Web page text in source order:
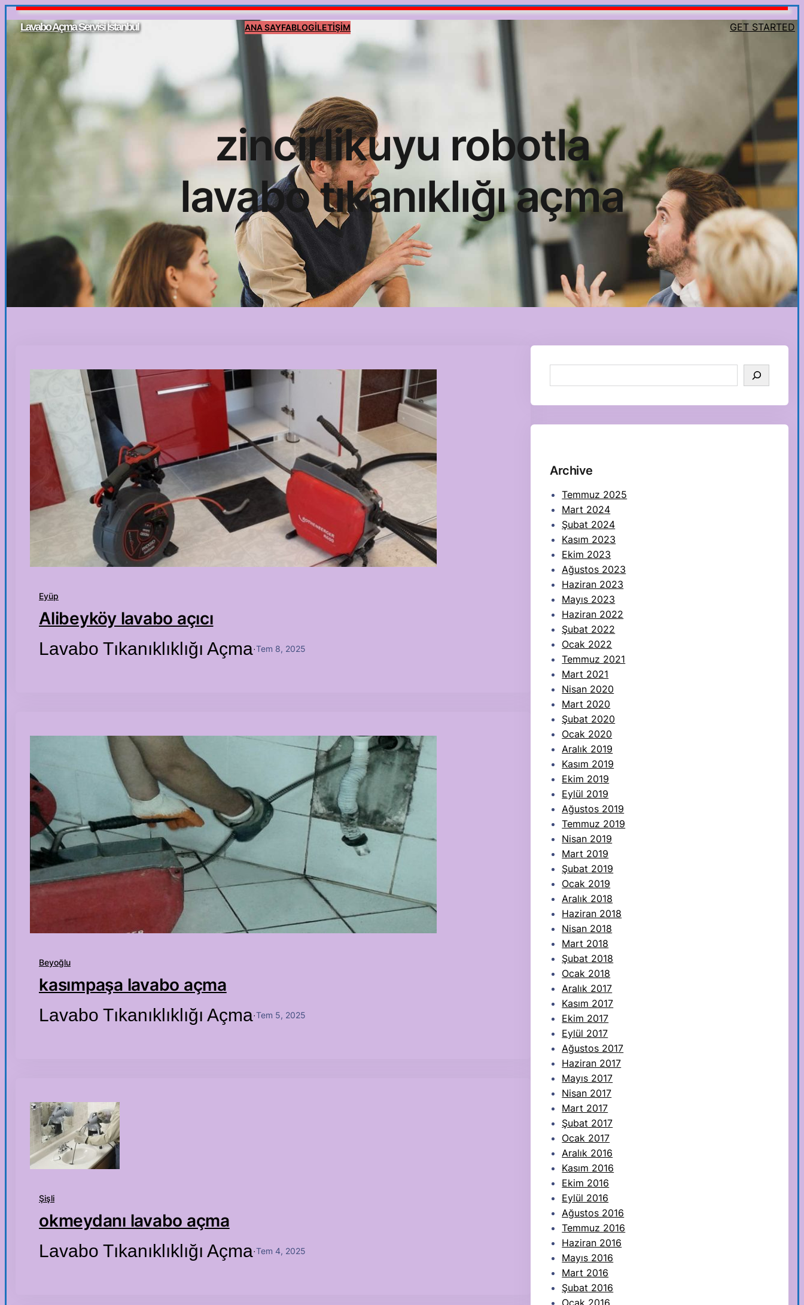
İçeriğe
geçLavabo Açma Servisi İstanbul ANA SAYFABLOGİLETİŞİM GET STARTED
zincirlikuyu robotla
lavabo tıkanıklığı açma
Eyüp
Alibeyköy lavabo açıcı
Lavabo Tıkanıklıklığı Açma·Tem 8, 2025
Beyoğlu
kasımpaşa lavabo açma
Lavabo Tıkanıklıklığı Açma·Tem 5, 2025
Şişli
okmeydanı lavabo açma
Lavabo Tıkanıklıklığı Açma·Tem 4, 2025
e
Archive
Temmuz 2025
Mart 2024
Şubat 2024
Kasım 2023
Ekim 2023
Ağustos 2023
Haziran 2023
Mayıs 2023
Haziran 2022
Şubat 2022
Ocak 2022
Temmuz 2021
Mart 2021
Nisan 2020
Mart 2020
Şubat 2020
Ocak 2020
Aralık 2019
Kasım 2019
Ekim 2019
Eylül 2019
Ağustos 2019
Temmuz 2019
Nisan 2019
Mart 2019
Şubat 2019
Ocak 2019
Aralık 2018
Haziran 2018
Nisan 2018
Mart 2018
Şubat 2018
Ocak 2018
Aralık 2017
Kasım 2017
Ekim 2017
Eylül 2017
Ağustos 2017
Haziran 2017
Mayıs 2017
Nisan 2017
Mart 2017
Şubat 2017
Ocak 2017
Aralık 2016
Kasım 2016
Ekim 2016
Eylül 2016
Ağustos 2016
Temmuz 2016
Haziran 2016
Mayıs 2016
Mart 2016
Şubat 2016
Ocak 2016